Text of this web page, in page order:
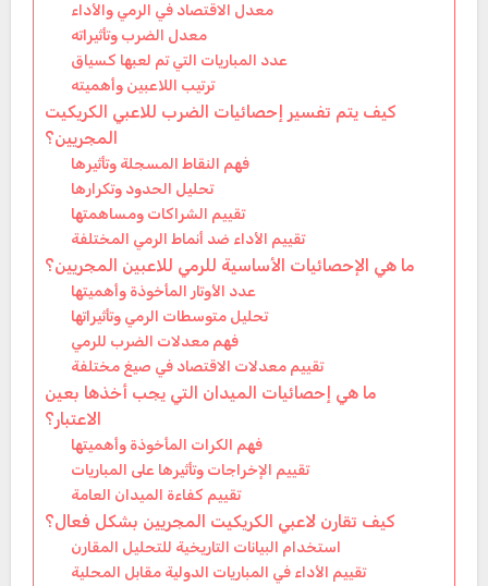
معدل الاقتصاد في الرمي والأداء
معدل الضرب وتأثيراته
عدد المباريات التي تم لعبها كسياق
ترتيب اللاعبين وأهميته
كيف يتم تفسير إحصائيات الضرب للاعبي الكريكيت
المجريين؟
فهم النقاط المسجلة وتأثيرها
تحليل الحدود وتكرارها
تقييم الشراكات ومساهمتها
تقييم الأداء ضد أنماط الرمي المختلفة
ما هي الإحصائيات الأساسية للرمي للاعبين المجريين؟
عدد الأوتار المأخوذة وأهميتها
تحليل متوسطات الرمي وتأثيراتها
فهم معدلات الضرب للرمي
تقييم معدلات الاقتصاد في صيغ مختلفة
ما هي إحصائيات الميدان التي يجب أخذها بعين
الاعتبار؟
فهم الكرات المأخوذة وأهميتها
تقييم الإخراجات وتأثيرها على المباريات
تقييم كفاءة الميدان العامة
كيف تقارن لاعبي الكريكيت المجريين بشكل فعال؟
استخدام البيانات التاريخية للتحليل المقارن
تقييم الأداء في المباريات الدولية مقابل المحلية